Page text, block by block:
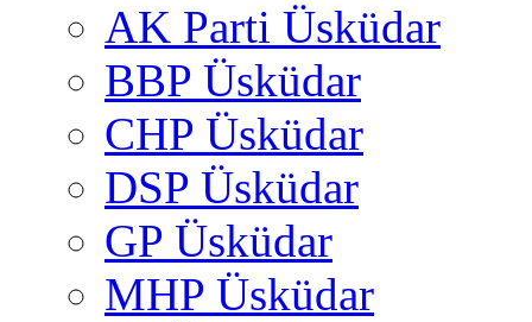
AK Parti Üsküdar
BBP Üsküdar
CHP Üsküdar
DSP Üsküdar
GP Üsküdar
MHP Üsküdar